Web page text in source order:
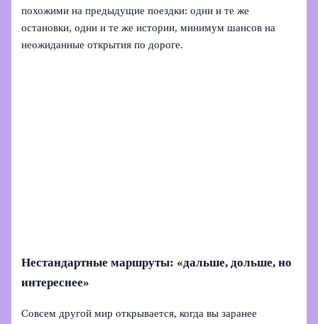
похожими на предыдущие поездки: одни и те же
остановки, одни и те же истории, минимум шансов на
неожиданные открытия по дороге.
Нестандартные маршруты: «дальше, дольше, но
интереснее»
Совсем другой мир открывается, когда вы заранее